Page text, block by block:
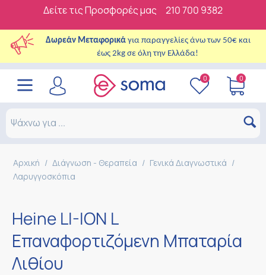
Δείτε τις Προσφορές μας 210 700 9382
Δωρεάν Μεταφορικά για παραγγελίες άνω των 50€ και
έως 2kg σε όλη την Ελλάδα!
0 0
Αρχική / Διάγνωση - Θεραπεία / Γενικά Διαγνωστικά /
Λαρυγγοσκόπια
Heine LI-ION L
Επαναφορτιζόμενη Μπαταρία
Λιθίου